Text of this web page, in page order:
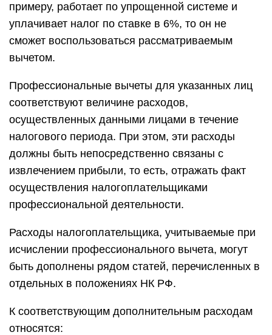
примеру, работает по упрощенной системе и
уплачивает налог по ставке в 6%, то он не
сможет воспользоваться рассматриваемым
вычетом.
Профессиональные вычеты для указанных лиц
соответствуют величине расходов,
осуществленных данными лицами в течение
налогового периода. При этом, эти расходы
должны быть непосредственно связаны с
извлечением прибыли, то есть, отражать факт
осуществления налогоплательщиками
профессиональной деятельности.
Расходы налогоплательщика, учитываемые при
исчислении профессионального вычета, могут
быть дополнены рядом статей, перечисленных в
отдельных в положениях НК РФ.
К соответствующим дополнительным расходам
относятся: